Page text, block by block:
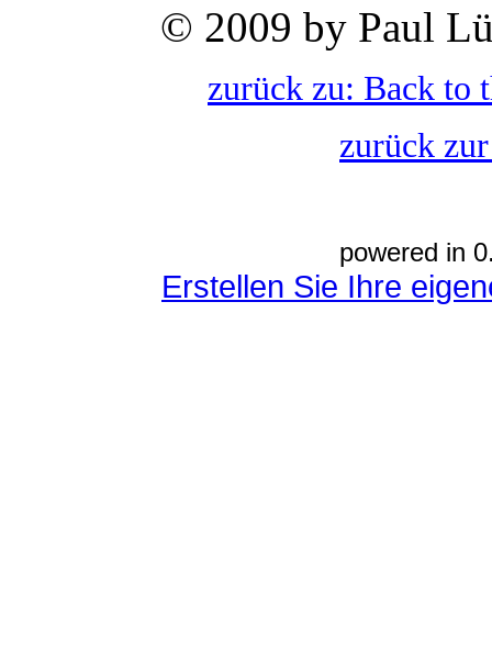
© 2009 by Paul
zurück zu: Back to
zurück
powered in
Erstellen Sie Ihre